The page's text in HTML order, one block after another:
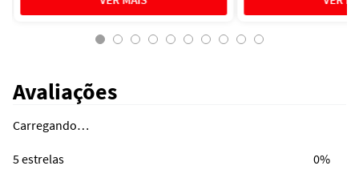
Avaliações
Carregando…
5 estrelas 0%